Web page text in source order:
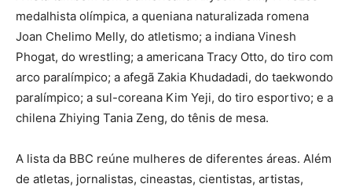
medalhista olímpica, a queniana naturalizada romena
Joan Chelimo Melly, do atletismo; a indiana Vinesh
Phogat, do wrestling; a americana Tracy Otto, do tiro com
arco paralímpico; a afegã Zakia Khudadadi, do taekwondo
paralímpico; a sul-coreana Kim Yeji, do tiro esportivo; e a
chilena Zhiying Tania Zeng, do tênis de mesa.
A lista da BBC reúne mulheres de diferentes áreas. Além
de atletas, jornalistas, cineastas, cientistas, artistas,